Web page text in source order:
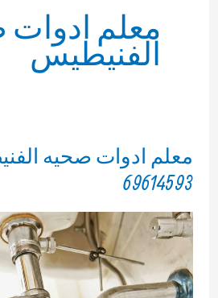
معلم
الفنيطيس
معلم ادوات صحيه
69614593